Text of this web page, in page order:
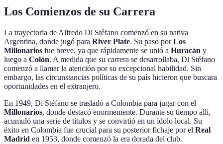
Los Comienzos de su Carrera
La trayectoria de Alfredo Di Stéfano comenzó en su nativa
Argentina, donde jugó para River Plate. Su paso porLos
Millonarios fue breve, ya que rápidamente se unió a Huracán y
luego a Colón. A medida que su carrera se desarrollaba, Di Stéfano
comenzó a llamar la atención por su excepcional habilidad. Sin
embargo, las circunstancias políticas de su país hicieron que buscara
oportunidades en el extranjero.
En 1949, Di Stéfano se trasladó a Colombia para jugar con el
Millonarios, donde destacó enormemente. Durante su tiempo allí,
acumuló una serie de títulos y se convirtió en un ídolo local. Su
éxito en Colombia fue crucial para su posterior fichaje por el Real
Madrid en 1953, donde comenzó la era dorada del club.